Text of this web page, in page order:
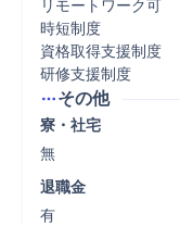
リモートワーク可
時短制度
資格取得支援制度
研修支援制度
その他
寮・社宅
無
退職金
有